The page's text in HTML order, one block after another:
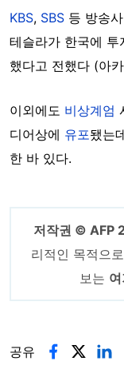
KBS, SBS 등 방송
테슬라가 한국에
했다고 전했다 (아
이외에도 비상계엄
디어상에 유포됐는
한 바 있다.
저작권 © AFP
리적인 목적으
보는
공유